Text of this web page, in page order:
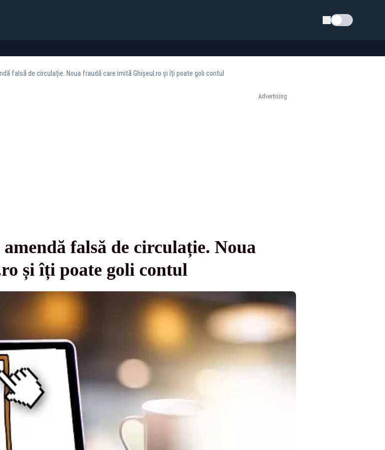
Schimba tema
falsă de circulație. Noua fraudă care imită Ghișeul.ro și îți poate goli contul
Advertising
falsă de circulație. Noua
și îți poate goli contul